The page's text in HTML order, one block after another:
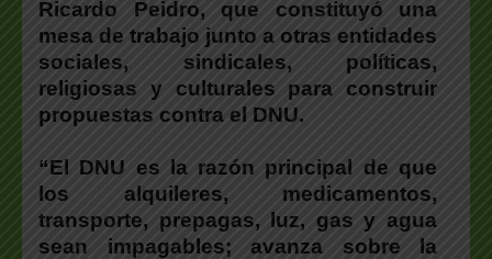
Ricardo Peidro, que constituyó una
mesa de trabajo junto a otras entidades
sociales, sindicales, políticas,
religiosas y culturales para construir
propuestas contra el DNU.
“El DNU es la razón principal de que
los alquileres, medicamentos,
transporte, prepagas, luz, gas y agua
sean impagables; avanza sobre la